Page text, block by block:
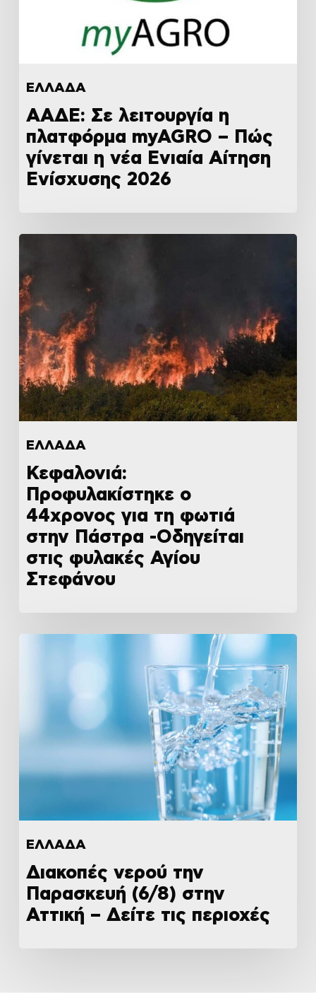
ΕΛΛΑΔΑ
ΑΑΔΕ: Σε λειτουργία η
πλατφόρμα myAGRO – Πώς
γίνεται η νέα Ενιαία Αίτηση
Ενίσχυσης 2026
ΕΛΛΑΔΑ
Κεφαλονιά:
Προφυλακίστηκε ο
44χρονος για τη φωτιά
στην Πάστρα -Οδηγείται
στις φυλακές Αγίου
Στεφάνου
ΕΛΛΑΔΑ
Διακοπές νερού την
Παρασκευή (6/8) στην
Αττική – Δείτε τις περιοχές